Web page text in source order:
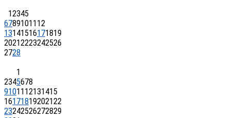
12345
67891011 12
13141516171819
20212223242526
2728
1
2345678
91011 12131415
16171819202122
23242526272829